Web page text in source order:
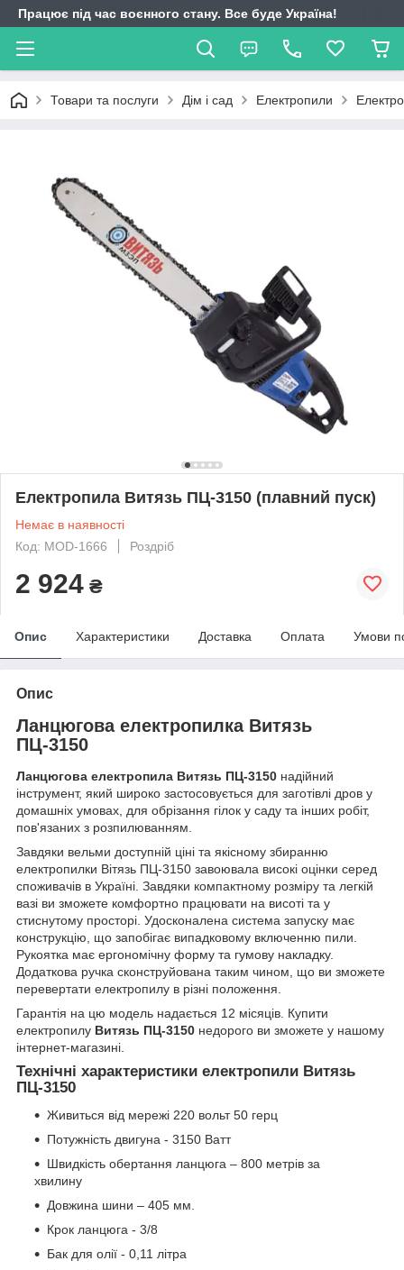
Працює під час воєнного стану. Все буде Україна!
Товари та послуги Дім і сад Електропили
Електропила Витязь ПЦ-3150 (плавний пуск)
Немає в наявності
Код: MOD-1666
Роздріб
2 924 ₴
Опис Характеристики Доставка Оплата Умови
Опис
Ланцюгова електропилка Витязь
ПЦ-3150
Ланцюгова електропила Витязь ПЦ-3150 надійний
інструмент, який широко застосовується для заготівлі дров у
домашніх умовах, для обрізання гілок у саду та інших робіт,
пов'язаних з розпилюванням.
Завдяки вельми доступній ціні та якісному збиранню
електропилки Вітязь ПЦ-3150 завоювала високі оцінки серед
споживачів в Україні. Завдяки компактному розміру та легкій
вазі ви зможете комфортно працювати на висоті та у
стиснутому просторі. Удосконалена система запуску має
конструкцію, що запобігає випадковому включенню пили.
Рукоятка має ергономічну форму та гумову накладку.
Додаткова ручка сконструйована таким чином, що ви зможете
перевертати електропилу в різні положення.
Гарантія на цю модель надається 12 місяців. Купити
електропилу Витязь ПЦ-3150 недорого ви зможете у нашому
інтернет-магазині.
Технічні характеристики електропили Витязь
ПЦ-3150
Живиться від мережі 220 вольт 50 герц
Потужність двигуна - 3150 Ватт
Швидкість обертання ланцюга – 800 метрів за
хвилину
Довжина шини – 405 мм.
Крок ланцюга - 3/8
Бак для олії - 0,11 літра